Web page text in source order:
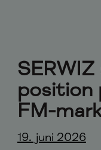
position
FM-
19. juni 2026